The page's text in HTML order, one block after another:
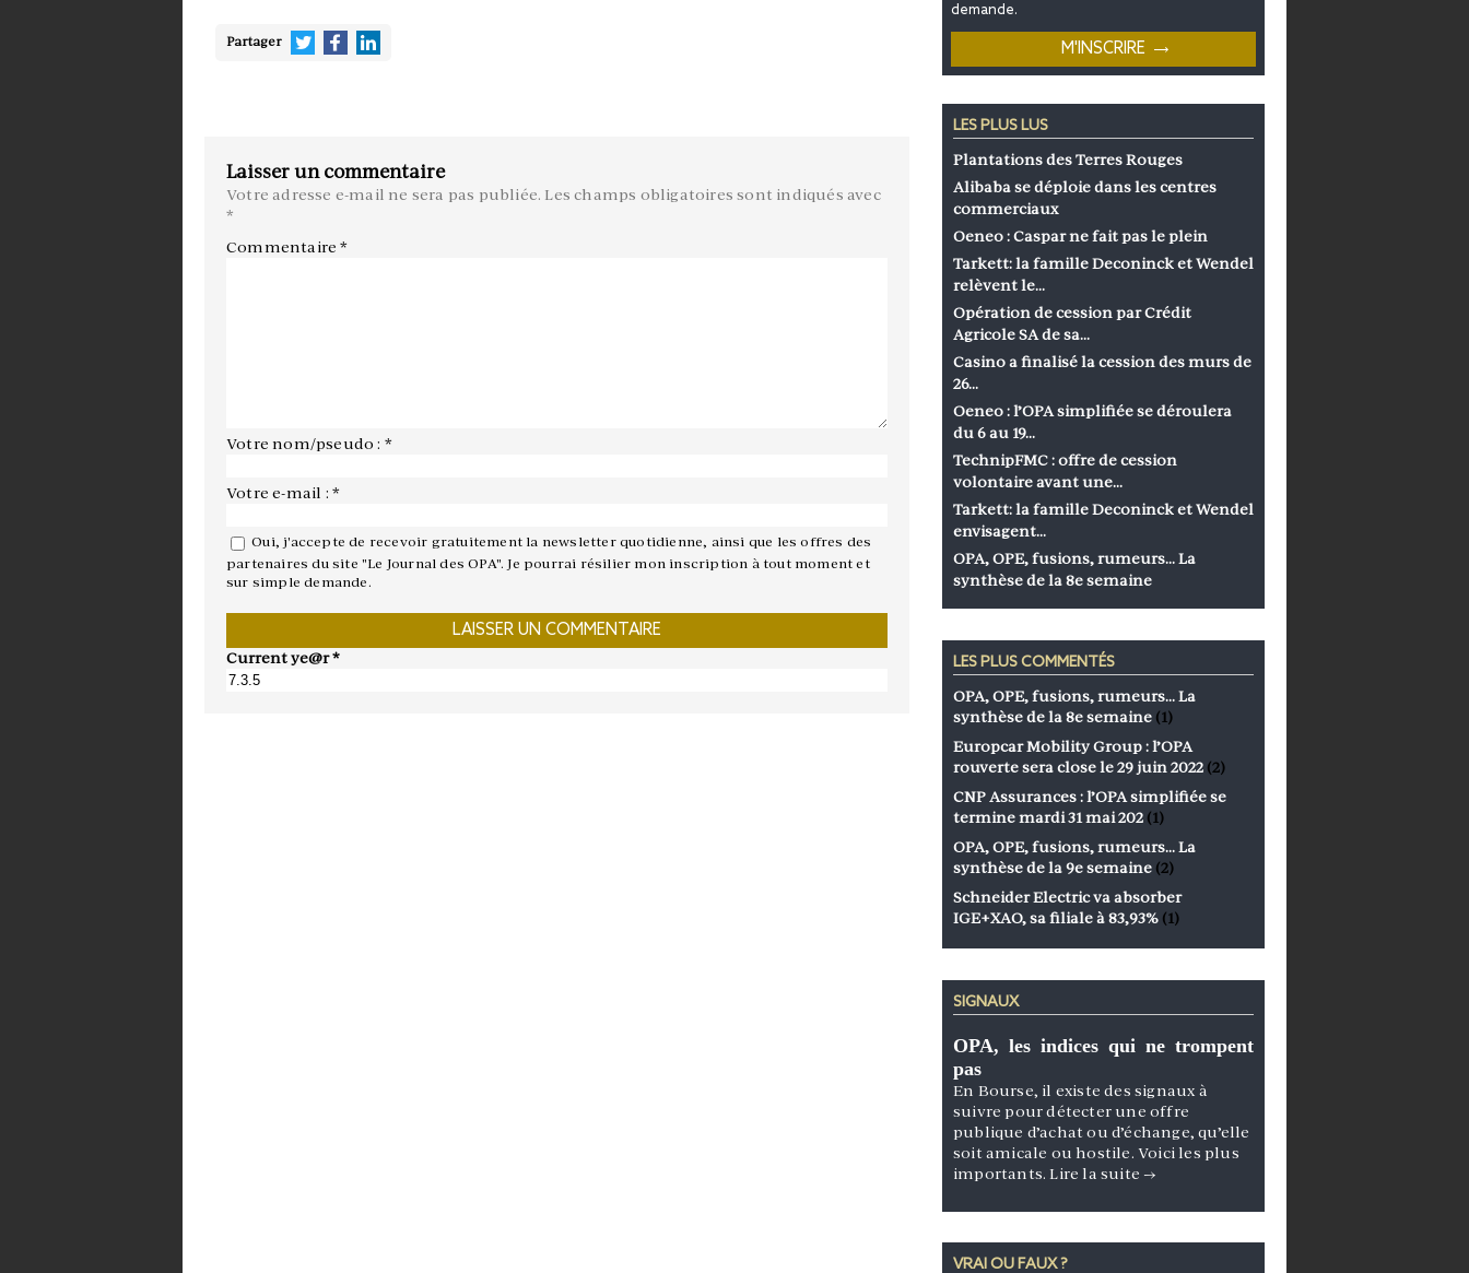
Partager
Laisser un commentaire
Votre adresse e-mail ne sera pas publiée. Les champs obligatoires sont indiqués avec
*
Commentaire*
Votre nom/pseudo : *
Votre e-mail : *
Oui, j'accepte de recevoir gratuitement la newsletter quotidienne, ainsi que les offres des
partenaires du site "Le Journal des OPA". Je pourrai résilier mon inscription à tout moment et
sur simple demande.
Current ye@r*
demande.
LES PLUS LUS
Plantations des Terres Rouges
Alibaba se déploie dans les centres
commerciaux
Oeneo : Caspar ne fait pas le plein
Tarkett: la famille Deconinck et Wendel
relèvent le…
Opération de cession par Crédit
Agricole SA de sa…
Casino a finalisé la cession des murs de
26…
Oeneo : l’OPA simplifiée se déroulera
du 6 au 19…
TechnipFMC : offre de cession
volontaire avant une…
Tarkett: la famille Deconinck et Wendel
envisagent…
OPA, OPE, fusions, rumeurs… La
synthèse de la 8e semaine
LES PLUS COMMENTÉS
OPA, OPE, fusions, rumeurs… La
synthèse de la 8e semaine (1)
Europcar Mobility Group : l’OPA
rouverte sera close le 29 juin 2022 (2)
CNP Assurances : l’OPA simplifiée se
termine mardi 31 mai 202 (1)
OPA, OPE, fusions, rumeurs… La
synthèse de la 9e semaine (2)
Schneider Electric va absorber
IGE+XAO, sa filiale à 83,93% (1)
SIGNAUX
OPA, les indices qui ne trompent
pas
En Bourse, il existe des signaux à
suivre pour détecter une offre
publique d’achat ou d’échange, qu’elle
soit amicale ou hostile. Voici les plus
importants.Lire la suite →
VRAI OU FAUX ?